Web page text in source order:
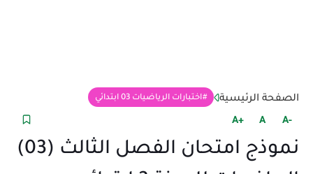
الصفحة الرئيسية اختبارات الرياضيات 03 ابتدائي
+A A -A
نموذج امتحان الفصل الثالث (03)